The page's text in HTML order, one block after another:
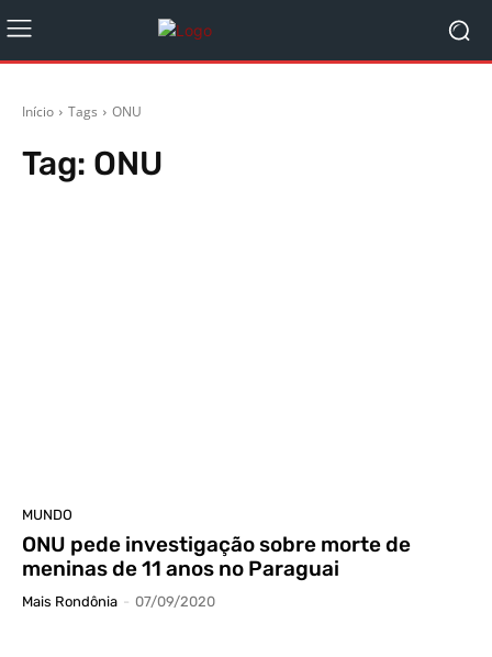
Início Tags ONU
Tag: ONU
MUNDO
ONU pede investigação sobre morte de
meninas de 11 anos no Paraguai
Mais Rondônia - 07/09/2020